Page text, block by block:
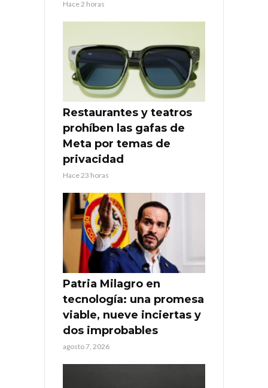
Hace 2 horas
Restaurantes y teatros
prohíben las gafas de
Meta por temas de
privacidad
Hace 23 horas
Patria Milagro en
tecnología: una promesa
viable, nueve inciertas y
dos improbables
agosto 7, 2026